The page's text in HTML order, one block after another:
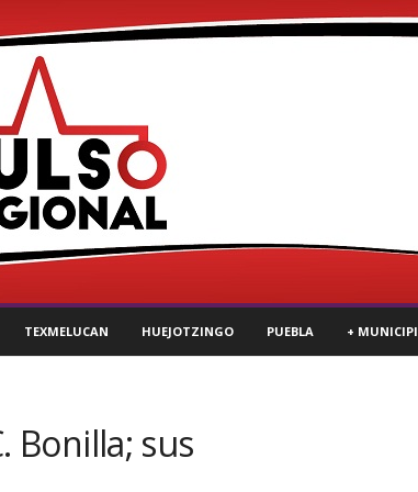
TEXMELUCAN HUEJOTZINGO PUEBLA +
Bonilla; sus